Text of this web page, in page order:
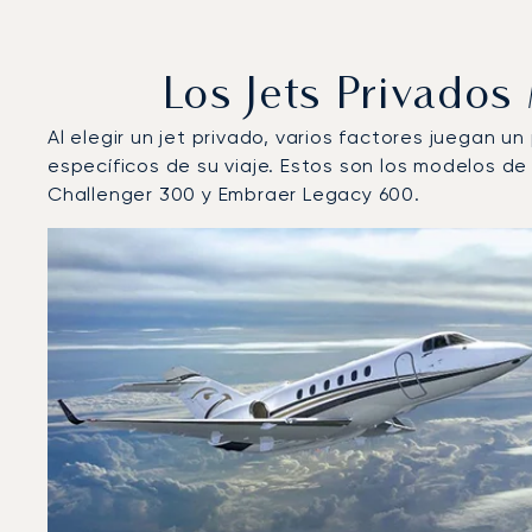
Los Jets
Al elegir un jet privado, varios factores juegan
específicos de su viaje. Estos son los modelos
Challenger 300 y Embraer Legacy 600.
Aeropuerto de Kaunas : Los 3 modelos de aeronave
Foto de la aeronaveModelo de aeronave
Velocidad (km/h)
Velocidad (nudos) Autonomía
Autonomía (NM)